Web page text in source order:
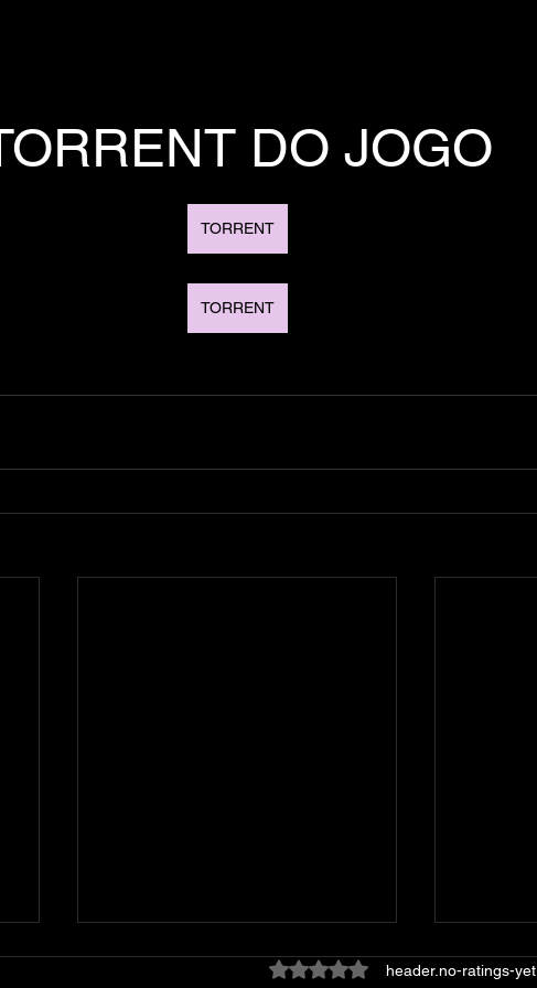
DO JOGO
TORRENT
TORRENT
ratings-display.rating-aria-label
header.no-ratings-yet